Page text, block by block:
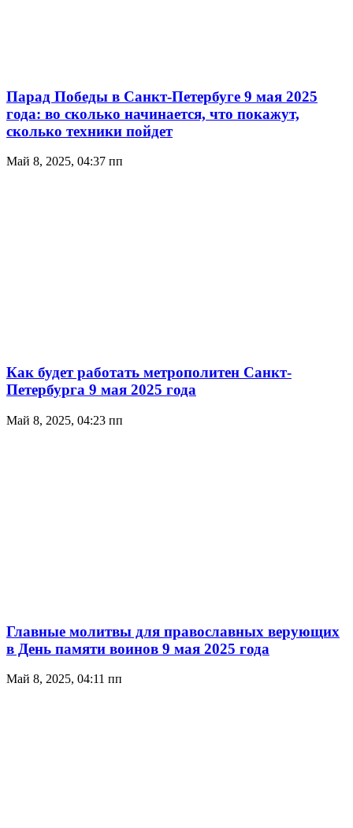
Парад Победы в Санкт-Петербуге 9 мая 2025
года: во сколько начинается, что покажут,
сколько техники пойдет
Май 8, 2025, 04:37 пп
Как будет работать метрополитен Санкт-
Петербурга 9 мая 2025 года
Май 8, 2025, 04:23 пп
Главные молитвы для православных верующих
в День памяти воинов 9 мая 2025 года
Май 8, 2025, 04:11 пп